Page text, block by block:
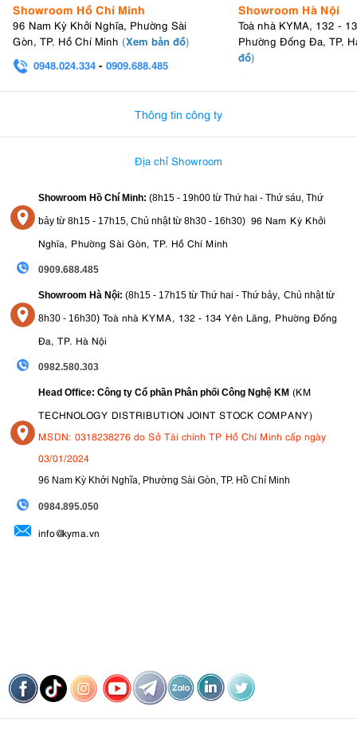
Showroom Hồ Chí Minh
96 Nam Kỳ Khởi Nghĩa, Phường Sài
Gòn, TP. Hồ Chí Minh (Xem bản đồ)
0948.024.334 - 0909.688.485
Showroom Hà Nội
Toà nhà KYMA, 132 -
Phường Đống Đa, TP.
đồ)
Thông tin công ty
Địa chỉ Showroom
Showroom Hồ Chí Minh: (8h15 - 19h00 từ Thứ hai - Thứ sáu, Thứ
bảy từ 8h15 - 17h15, Chủ nhật từ 8h30 - 16h30) 96 Nam Kỳ Khởi
Nghĩa, Phường Sài Gòn, TP. Hồ Chí Minh
0909.688.485
Showroom Hà Nội: (8h15 - 17h15 từ Thứ hai - Thứ bảy, Chủ nhật từ
8h30 - 16h30) Toà nhà KYMA, 132 - 134 Yên Lãng, Phường Đống
Đa, TP. Hà Nội
0982.580.303
Head Office: Công ty Cổ phần Phân phối Công Nghệ KM (KM
TECHNOLOGY DISTRIBUTION JOINT STOCK COMPANY)
MSDN: 0318238276 do Sở Tài chính TP Hồ Chí Minh cấp ngày
03/01/2024
96 Nam Kỳ Khởi Nghĩa, Phường Sài Gòn, TP. Hồ Chí Minh
0984.895.050
info@kyma.vn